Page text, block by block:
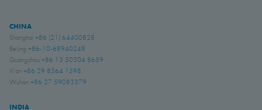
CHINA
Shanghai +86 (21) 64400828
Beijing +86-10-68940248
Guangzhou +86 13 50304 8659
Xi'an +86 29 8364 1598
Wuhan +86 27 59083379
INDIA